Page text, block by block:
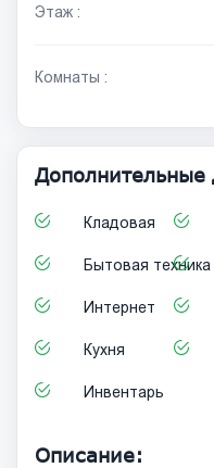
Этаж :
Комнаты :
Дополнительные
Кладовая
Бытовая техника
Интернет
Кухня
Инвентарь
Описание: